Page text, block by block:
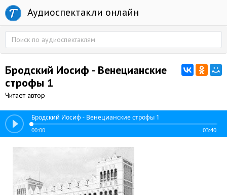
Аудиоспектакли онлайн
Бродский Иосиф - Венецианские
строфы 1
Читает автор
Бродский Иосиф - Венецианские строфы 1
00:00 03:40